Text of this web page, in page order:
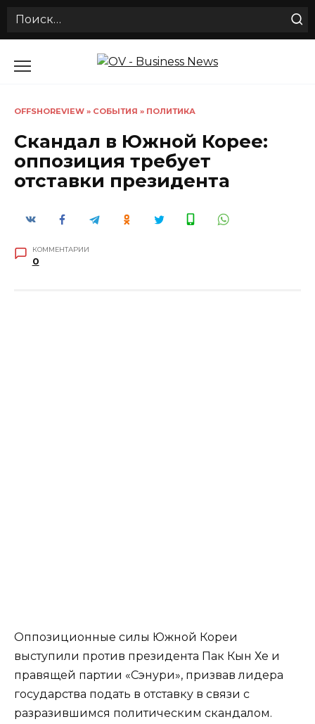
Search
OFFSHOREVIEW » СОБЫТИЯ » ПОЛИТИКА
Скандал в Южной Корее:
оппозиция требует
отставки президента
КОММЕНТАРИИ
0
Оппозиционные силы Южной Кореи
выступили против президента Пак Кын Хе и
правящей партии «Сэнури», призвав лидера
государства подать в отставку в связи с
разразившимся политическим скандалом.